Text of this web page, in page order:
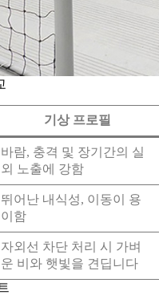
기상 프로필
바람, 충격 및 장기간의 실
외 노출에 강함
뛰어난 내식성, 이동이 용
이함
자외선 차단 처리 시 가벼
운 비와 햇빛을 견딥니다